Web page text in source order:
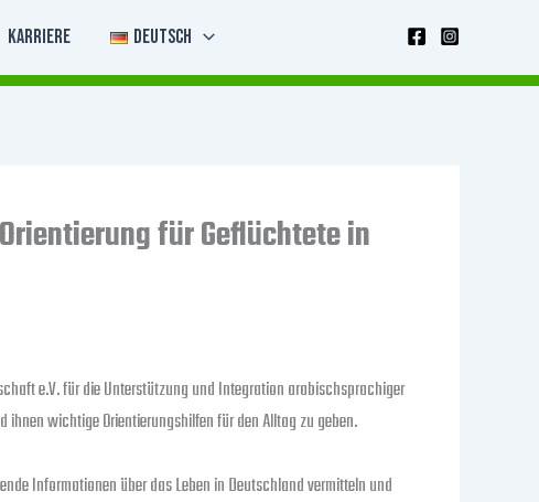
Karriere Deutsch
für Geflüchtete in
e.V. für die Unterstützung und Integration arabischsprachiger
ihnen wichtige Orientierungshilfen für den Alltag zu geben.
Informationen über das Leben in Deutschland vermitteln und